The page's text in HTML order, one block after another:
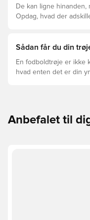
De kan ligne
Opdag, hvad der
Sådan får du din
En fodboldtrøje er ikke
hvad enten det er din
Anbefalet til